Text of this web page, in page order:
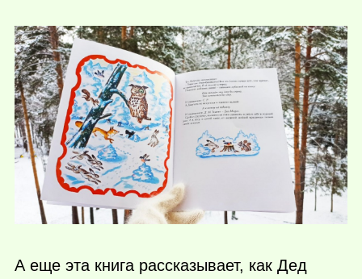
А еще эта книга рассказывает, как Дед